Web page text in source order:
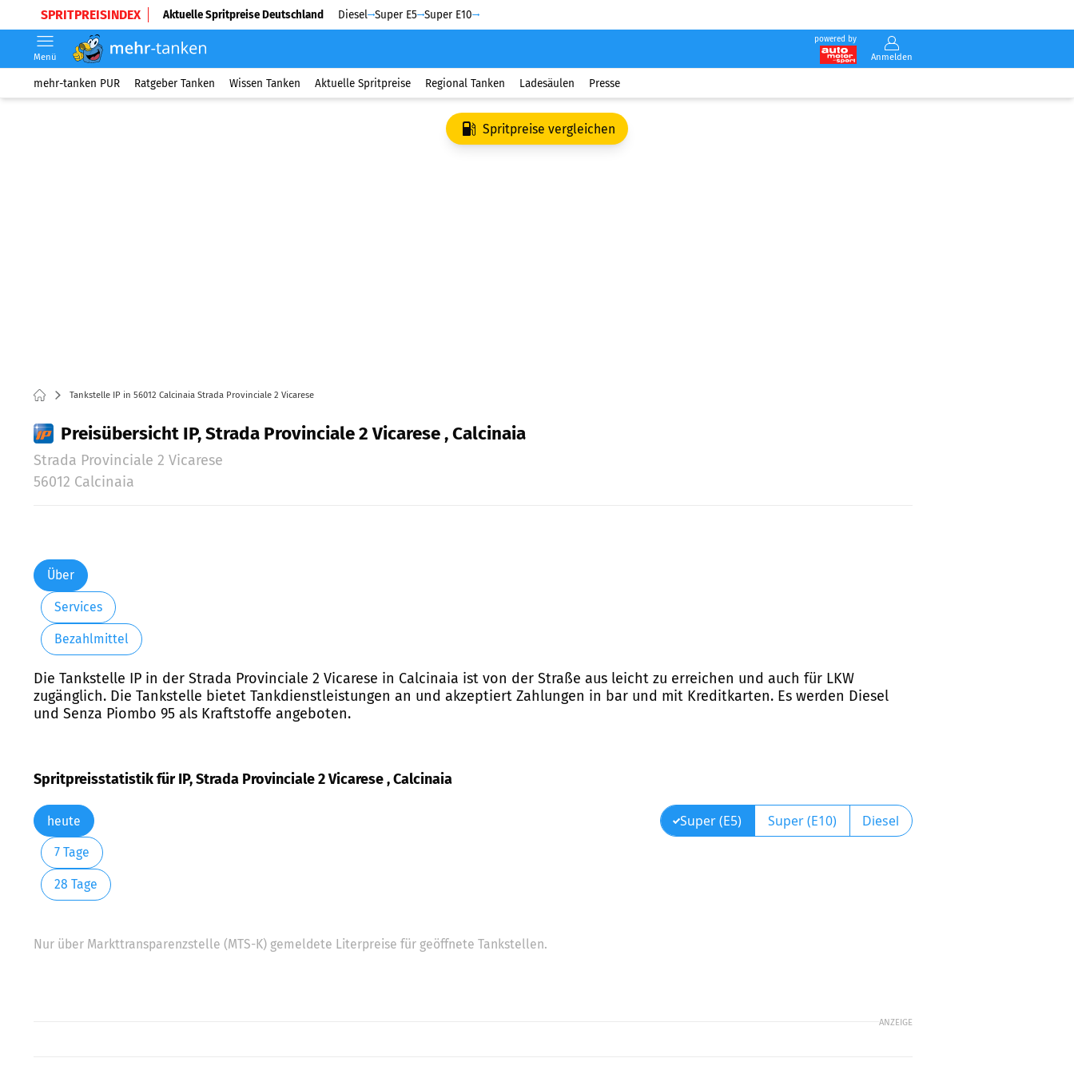
SPRITPREISINDEX Aktuelle Spritpreise Deutschland Diesel Super E5 Super E10
powered by
Anmelden
Menü
mehr-tanken PUR Ratgeber Tanken Wissen Tanken Aktuelle Spritpreise Regional Tanken Ladesäulen Presse
Spritpreise vergleichen
Tankstelle IP in 56012 Calcinaia Strada Provinciale 2 Vicarese
Preisübersicht IP, Strada Provinciale 2 Vicarese , Calcinaia
Strada Provinciale 2 Vicarese
56012 Calcinaia
Über
Services
Bezahlmittel
Die Tankstelle IP in der Strada Provinciale 2 Vicarese in Calcinaia ist von der Straße aus leicht zu erreichen und auch für LKW
zugänglich. Die Tankstelle bietet Tankdienstleistungen an und akzeptiert Zahlungen in bar und mit Kreditkarten. Es werden Diesel
und Senza Piombo 95 als Kraftstoffe angeboten.
Spritpreisstatistik für IP, Strada Provinciale 2 Vicarese , Calcinaia
heute
7 Tage
28 Tage
Super (E5) Super (E10) Diesel
Nur über Markttransparenzstelle (MTS-K) gemeldete Literpreise für geöffnete Tankstellen.
ANZEIGE